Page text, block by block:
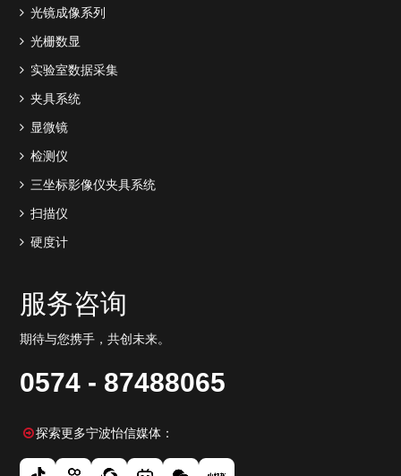
光镜成像系列
光栅数显
实验室数据采集
夹具系统
显微镜
检测仪
三坐标影像仪夹具系统
扫描仪
硬度计
服务咨询
期待与您携手，共创未来。
0574 - 87488065
探索更多宁波怡信媒体：